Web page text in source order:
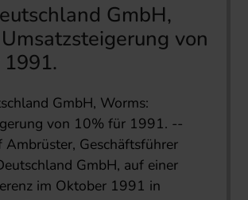
GmbH,
von
GmbH, Worms:
von 10% für 1991. --
Geschäftsführer
GmbH, auf einer
im Oktober 1991 in